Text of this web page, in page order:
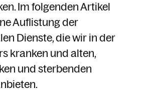
Im folgenden Artikel
Auflistung der
Dienste, die wir in der
kranken und alten,
und sterbenden